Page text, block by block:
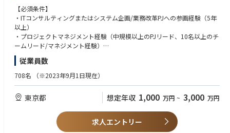
その事業中核を担うシニアマネージャー・パートナー候補として、複数プ
ロジェクトのデリバリー統括やクライアント経営層とのビジネスリードを
お任せします。
HP掲載：https://www.ambl.co.jp/news/detail/20251023_36474/
当社のITコンサルティング部門における事業戦略推進および組織マネジメ
ントの中核を担います。
製造・金融・通信・不動産・建設業界などの大手企業を中心に、DX推進や
業務変革PJを構想策定から実行・定着化まで一貫してリードし、経営層や
実現を支援いただきます。
【必須条件】
・ITコンサルティングまたはシステム企画/業務改革PJへの参画経験（5年
以上）
・プロジェクトマネジメント経験（中規模以上のPJリード、10名以上のチ
ームリード/マネジメント経験）
・クライアント折衝/課題整理/提案経験。
【歓迎条件】
・複数業界/複数領域でのPJ経験（PM/PMO）
・チームマネジメント経験（数十名以上）
・経営層/役員などのハイレイヤーとの折衝経験
・AI/クラウド/データ分析など先進技術を活用したPJ経験
従業員数
708名 （※2023年9月1日現在）
東京都 想定年収 1,000 万円 ~ 3,000 万円
求人エントリー